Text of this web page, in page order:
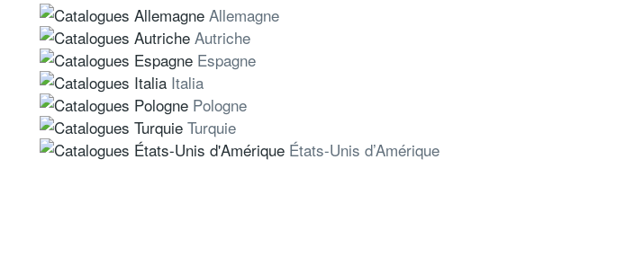
Allemagne
Autriche
Espagne
Italia
Pologne
Turquie
États-Unis d’Amérique